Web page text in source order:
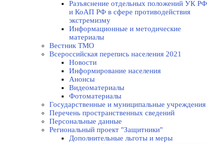
Разъяснение отдельных положений УК РФ
и КоАП РФ в сфере противодействия
экстремизму
Информационные и методические
материалы
Вестник ТМО
Всероссийская перепись населения 2021
Новости
Информирование населения
Анонсы
Видеоматериалы
Фотоматериалы
Государственные и муниципальные учреждения
Перечень пространственных сведений
Персональные данные
Региональный проект "Защитники"
Дополнительные льготы и меры